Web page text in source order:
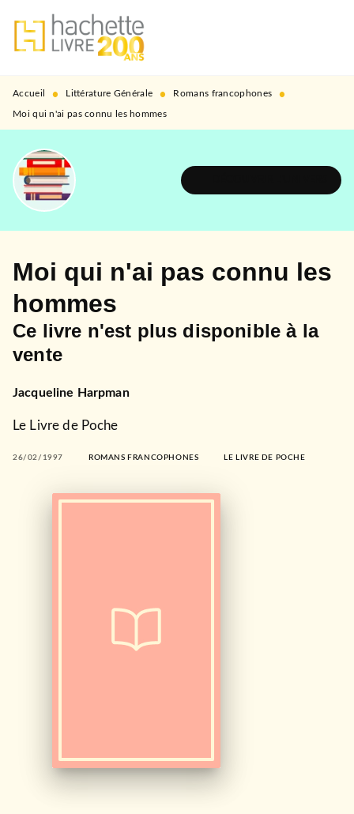
MENU RECHERCHE
PIED DE PAGE
Accueil • Littérature Générale • Romans francophones •
Moi qui n'ai pas connu les hommes
Moi qui n'ai pas connu les
hommes
Ce livre n'est plus disponible à la
vente
Jacqueline Harpman
Le Livre de Poche
26/02/1997 ROMANS FRANCOPHONES LE LIVRE DE POCHE